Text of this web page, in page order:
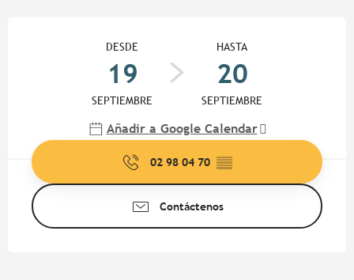
DESDE
19
SEPTIEMBRE
HASTA
20
SEPTIEMBRE
Añadir a Google Calendar
02 98 04 70 ▒▒
Contáctenos